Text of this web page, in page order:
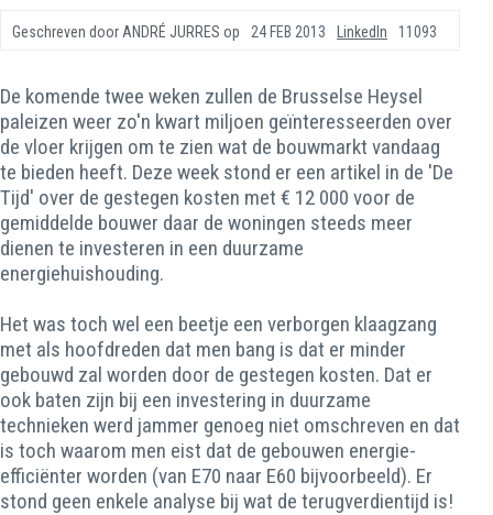
Geschreven door ANDRÉ JURRES op 24 FEB 2013 11093
LinkedIn
De komende twee weken zullen de Brusselse Heysel
paleizen weer zo'n kwart miljoen geïnteresseerden over
de vloer krijgen om te zien wat de bouwmarkt vandaag
te bieden heeft. Deze week stond er een artikel in de 'De
Tijd' over de gestegen kosten met € 12 000 voor de
gemiddelde bouwer daar de woningen steeds meer
dienen te investeren in een duurzame
energiehuishouding.
Het was toch wel een beetje een verborgen klaagzang
met als hoofdreden dat men bang is dat er minder
gebouwd zal worden door de gestegen kosten. Dat er
ook baten zijn bij een investering in duurzame
technieken werd jammer genoeg niet omschreven en dat
is toch waarom men eist dat de gebouwen energie-
efficiënter worden (van E70 naar E60 bijvoorbeeld). Er
stond geen enkele analyse bij wat de terugverdientijd is!